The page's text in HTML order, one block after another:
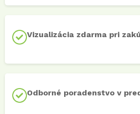
Vizualizácia zdarma pri
Odborné poradenstvo v